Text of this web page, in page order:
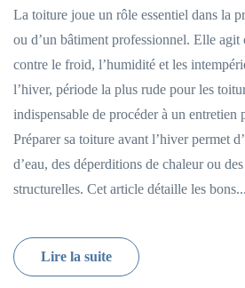
La toiture joue un rôle essentiel dans la
ou d’un bâtiment professionnel. Elle agit
contre le froid, l’humidité et les
l’hiver, période la plus rude pour les
indispensable de procéder à un entretien
Préparer sa toiture avant l’hiver permet
d’eau, des déperditions de chaleur ou
structurelles. Cet article détaille les bons...
Lire la suite